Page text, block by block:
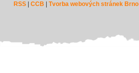
RSS |CCB |Tvorba webových stránek Brno